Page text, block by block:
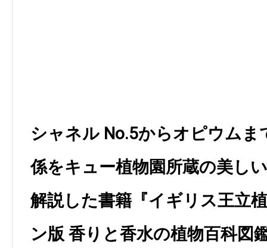
シャネル No.5からオピウムま
係をキュー植物園所蔵の美し
解説した書籍『イギリス王立
ン版 香りと香水の植物百科図